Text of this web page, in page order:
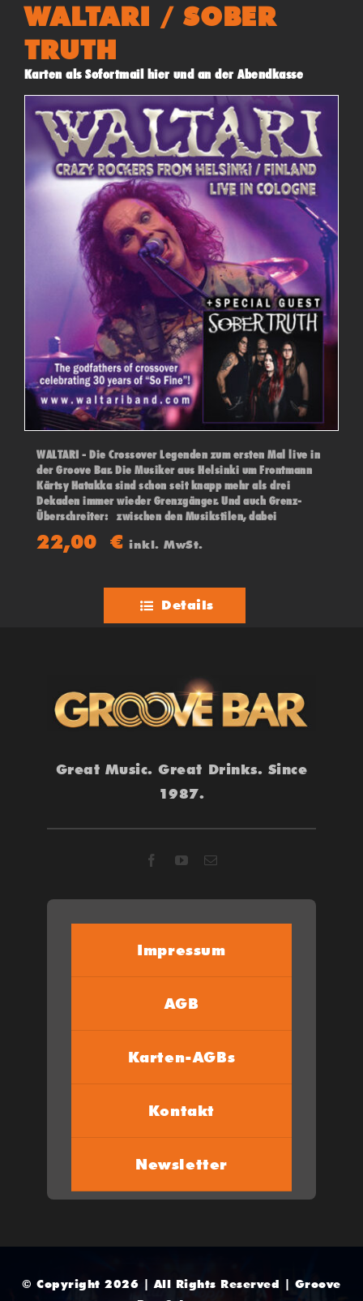
WALTARI / SOBER
TRUTH
Karten als Sofortmail hier und an der Abendkasse
WALTARI - Die Crossover Legenden zum ersten Mal live in
der Groove Bar. Die Musiker aus Helsinki um Frontmann
Kärtsy Hatakka sind schon seit knapp mehr als drei
Dekaden immer wieder Grenzgänger. Und auch Grenz-
Überschreiter: zwischen den Musikstilen, dabei
stilbildend für den Begriff „Crossover“ – und in den 90ern
ein Muss für den „Über-den-Tellerrand-Hörenden“-
22,00€ inkl. MwSt.
Details
Great Music. Great Drinks. Since
1987.
Impressum
AGB
Karten-AGBs
Kontakt
Newsletter
© Copyright 2026 | All Rights Reserved | Groove